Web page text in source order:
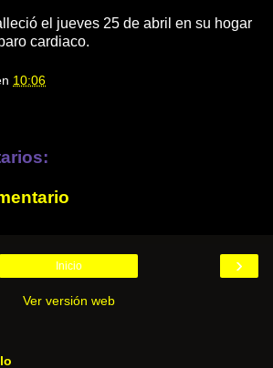
el jueves 25 de abril en su hogar
cardiaco.
10:06
›
Inicio
Ver versión web